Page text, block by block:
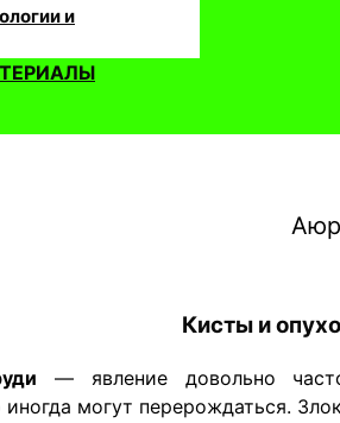
и
Кисты и
— явление довольно
могут перерождаться.